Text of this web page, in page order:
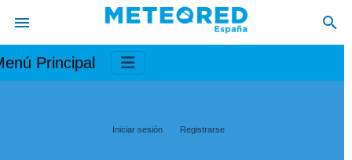
Principal
Iniciar sesión Registrarse